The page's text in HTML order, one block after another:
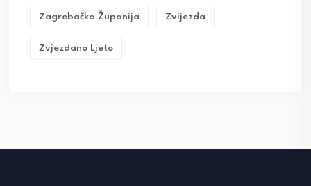
Zagrebačka Županija Zvijezda
Zvjezdano Ljeto